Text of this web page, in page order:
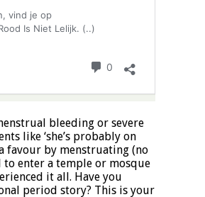
bleeding or severe
like ‘she’s probably on
a favour by menstruating (no
to enter a temple or mosque
it all. Have you
period story? This is your